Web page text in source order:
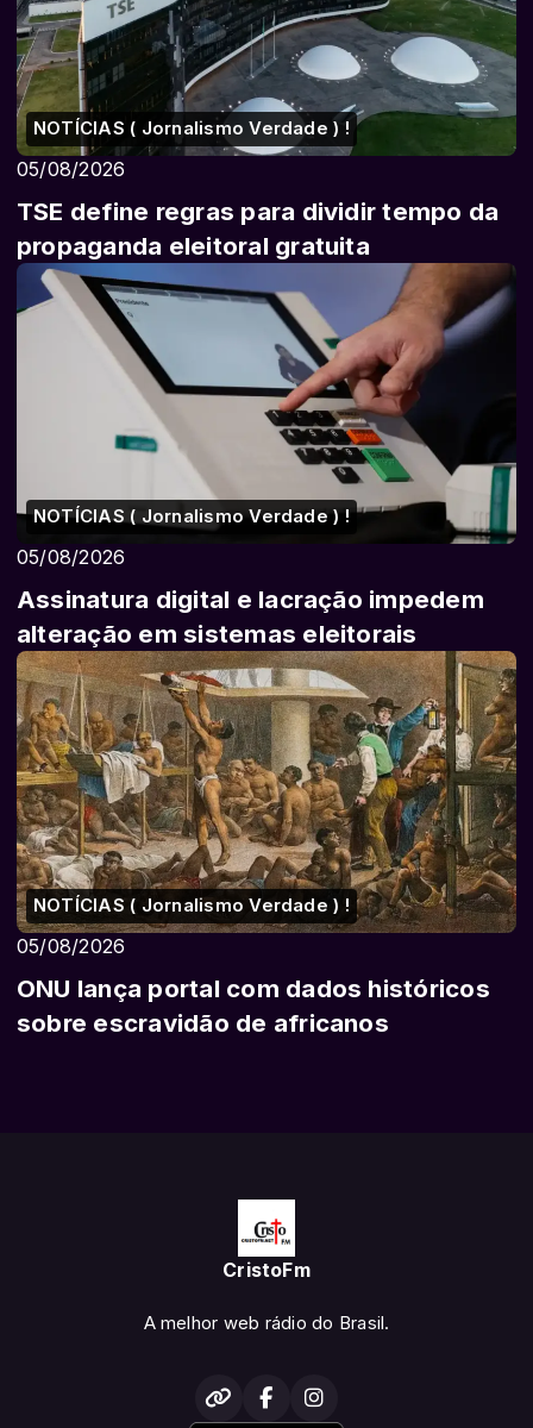
NOTÍCIAS ( Jornalismo Verdade ) !
05/08/2026
TSE define regras para dividir tempo da
propaganda eleitoral gratuita
NOTÍCIAS ( Jornalismo Verdade ) !
05/08/2026
Assinatura digital e lacração impedem
alteração em sistemas eleitorais
NOTÍCIAS ( Jornalismo Verdade ) !
05/08/2026
ONU lança portal com dados históricos
sobre escravidão de africanos
CristoFm
A melhor web rádio do Brasil.